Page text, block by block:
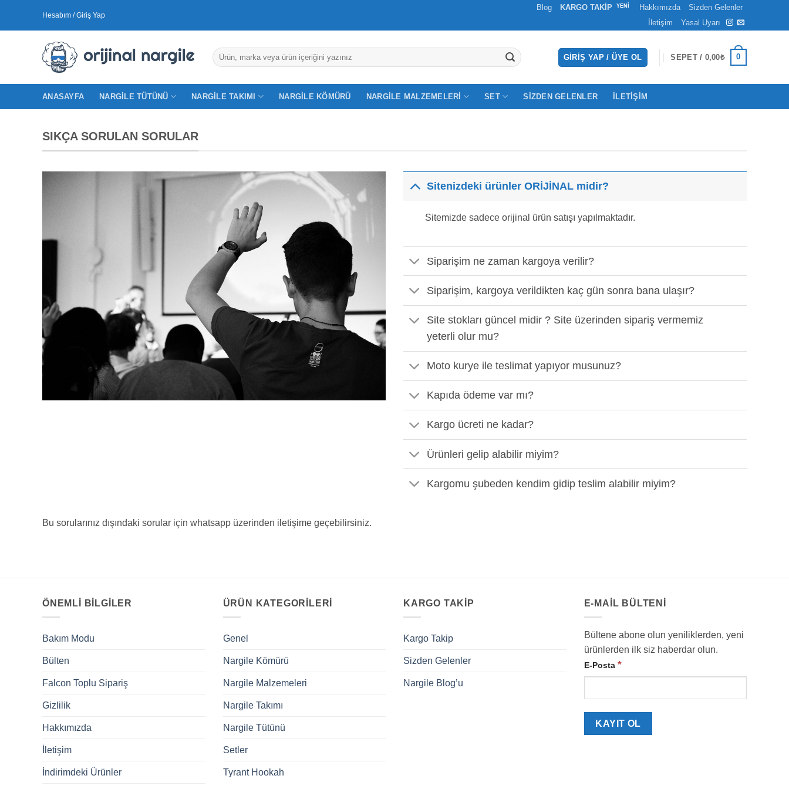
Hesabım / Giriş Yap
Blog KARGO TAKİP Hakkımızda
Sizden Gelenler
İletişim
Yasal Uyarı
Ara:
GIRIŞ YAP / ÜYE OL SEPET / 0,00₺ 0
ANASAYFA NARGILE TÜTÜNÜ NARGILE TAKIMI NARGILE KÖMÜRÜ NARGILE MALZEMELERI SET SIZDEN GELENLER İLETIŞIM
SIKÇA SORULAN SORULAR
Sitenizdeki ürünler ORİJİNAL midir?
Sitemizde sadece orijinal ürün satışı yapılmaktadır.
Siparişim ne zaman kargoya verilir?
Siparişim, kargoya verildikten kaç gün sonra bana ulaşır?
Site stokları güncel midir ? Site üzerinden sipariş vermemiz
yeterli olur mu?
Moto kurye ile teslimat yapıyor musunuz?
Kapıda ödeme var mı?
Kargo ücreti ne kadar?
Ürünleri gelip alabilir miyim?
Kargomu şubeden kendim gidip teslim alabilir miyim?
Bu sorularınız dışındaki sorular için whatsapp üzerinden iletişime geçebilirsiniz.
ÖNEMLI BILGILER
Bakım Modu
Bülten
Falcon Toplu Sipariş
Gizlilik
Hakkımızda
İletişim
İndirimdeki Ürünler
ÜRÜN KATEGORILERI
Genel
Nargile Kömürü
Nargile Malzemeleri
Nargile Takımı
Nargile Tütünü
Setler
Tyrant Hookah
KARGO TAKIP
Kargo Takip
Sizden Gelenler
Nargile Blog’u
E-MAIL BÜLTENI
Bültene abone olun yeniliklerden, yeni
ürünlerden ilk siz haberdar olun.
E-Posta *